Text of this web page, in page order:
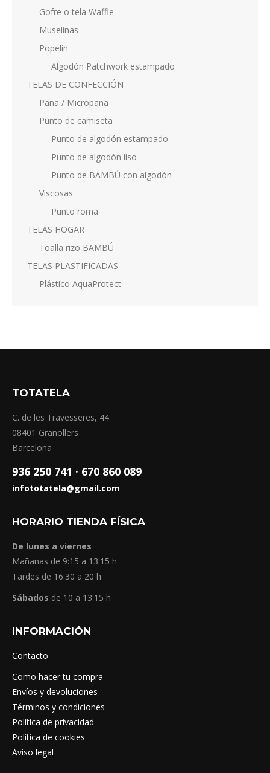
Gofre o tela Waffle
Muselinas
Popelín
Algodón Patchwork estampado
TELAS DE CONFECCIÓN
Pana / Micropana
Punto de camiseta
Punto de algodón estampado
Punto de algodón liso
Punto de BAMBÚ con algodón
Viscosas
Punto roma
TELAS HOGAR
Toalla rizo BAMBÚ
TELAS PLASTIFICADAS
Plástico AquaProtect
TOTATELA
C. de les Travesseres, 44
08401 Granollers
Barcelona
936 250 741 · 670 860 089
infototatela@gmail.com
HORARIO TIENDA FÍSICA
De lunes a viernes
Mañanas de 9:15 a 13:15 h
Tardes de 16:30 a 20 h
Sábados de 10 a 13:15 h
INFORMACIÓN
Contacto
Como hacer tu compra
Envíos y devoluciones
Términos y condiciones
Política de privacidad
Política de cookies
Aviso legal